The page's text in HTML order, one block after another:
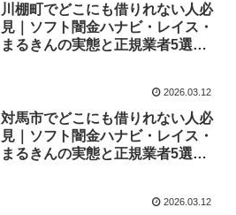
川棚町でどこにも借りれない人必
見｜ソフト闇金ハナビ・レイス・
まるきんの実態と正規業者5選
2026.03.12
対馬市でどこにも借りれない人必
見｜ソフト闇金ハナビ・レイス・
まるきんの実態と正規業者5選
2026.03.12